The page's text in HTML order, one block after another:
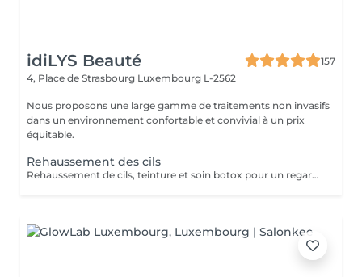
idiLYS Beauté
157
4, Place de Strasbourg Luxembourg L-2562
Nous proposons une large gamme de traitements non invasifs
dans un environnement confortable et convivial à un prix
équitable.
Rehaussement des cils
Rehaussement de cils, teinture et soin botox pour un regard sublimé.